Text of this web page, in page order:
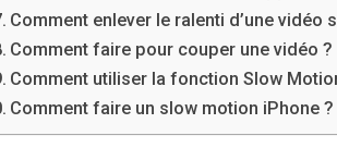
Comment enlever le ralenti d’une vidéo
Comment faire pour couper une vidéo ?
Comment utiliser la fonction Slow
Comment faire un slow motion iPhone ?